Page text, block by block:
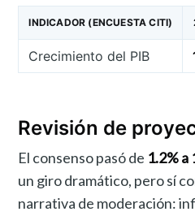
INDICADOR (ENCUESTA CITI)
Crecimiento del PIB
Revisión de
El consenso pasó de 1.2% a
un giro dramático, pero sí
narrativa de moderación: